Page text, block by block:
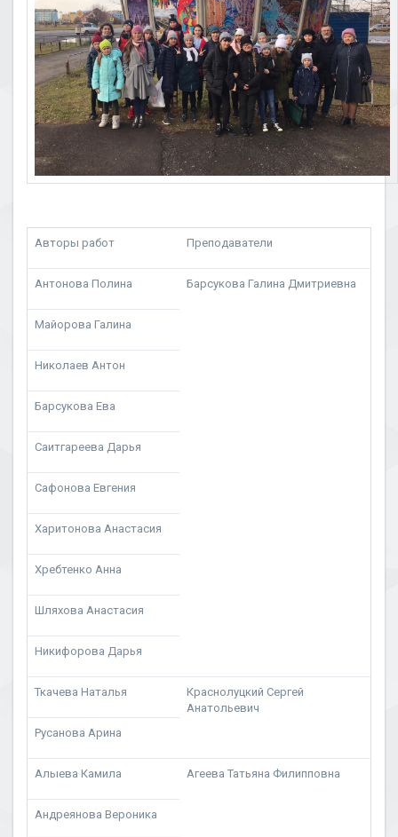
Авторы работ Преподаватели
Антонова Полина Барсукова Галина Дмитриевна
Майорова Галина
Николаев Антон
Барсукова Ева
Саитгареева Дарья
Сафонова Евгения
Харитонова Анастасия
Хребтенко Анна
Шляхова Анастасия
Никифорова Дарья
Ткачева Наталья
Краснолуцкий Сергей
Анатольевич
Русанова Арина
Алыева Камила Агеева Татьяна Филипповна
Андреянова Вероника